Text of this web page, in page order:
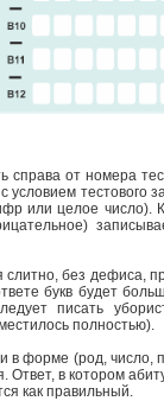
справа от номера
условием тестового
или целое число).
слитно, без дефиса,
букв будет
писать
полностью).
в форме (род, число,
Ответ, в котором
как правильный.